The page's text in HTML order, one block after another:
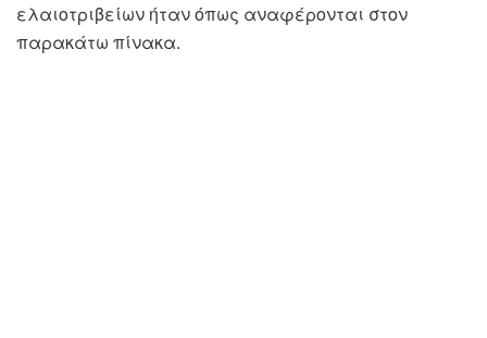
ελαιοτριβείων ήταν όπως αναφέρονται στον
παρακάτω πίνακα.